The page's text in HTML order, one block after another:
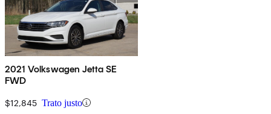
2021 Volkswagen Jetta SE
FWD
$12,845 Trato justo